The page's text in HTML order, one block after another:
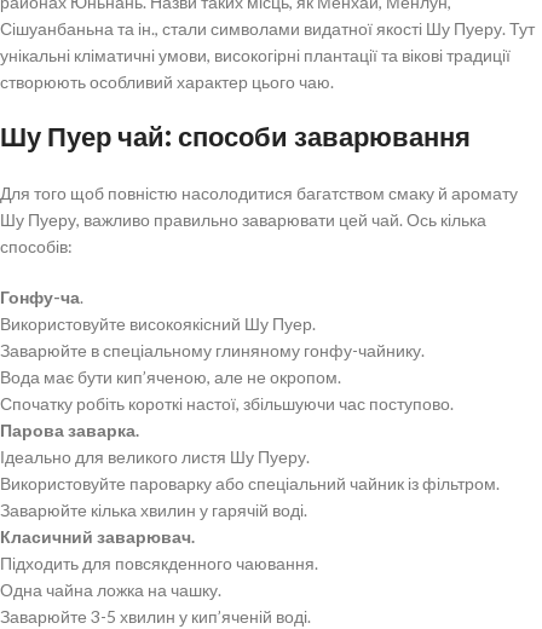
Сішуанбаньна та ін., стали символами видатної якості Шу Пуеру. Тут
унікальні кліматичні умови, високогірні плантації та вікові традиції
створюють особливий характер цього чаю.
Шу Пуер чай: способи заварювання
Для того щоб повністю насолодитися багатством смаку й аромату
Шу Пуеру, важливо правильно заварювати цей чай. Ось кілька
способів:
Гонфу-ча.
Використовуйте високоякісний Шу Пуер.
Заварюйте в спеціальному глиняному гонфу-чайнику.
Вода має бути кип’яченою, але не окропом.
Спочатку робіть короткі настої, збільшуючи час поступово.
Парова заварка.
Ідеально для великого листя Шу Пуеру.
Використовуйте пароварку або спеціальний чайник із фільтром.
Заварюйте кілька хвилин у гарячій воді.
Класичний заварювач.
Підходить для повсякденного чаювання.
Одна чайна ложка на чашку.
Заварюйте 3-5 хвилин у кип’яченій воді.